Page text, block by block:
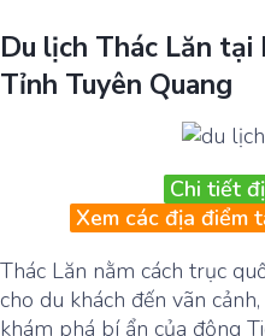
Du lịch Thác Lăn tại
Tỉnh Tuyên Quang
Chi tiết
Xem các địa điểm
Thác Lăn nằm cách trục
cho du khách đến vãn
khám phá bí ẩn của động